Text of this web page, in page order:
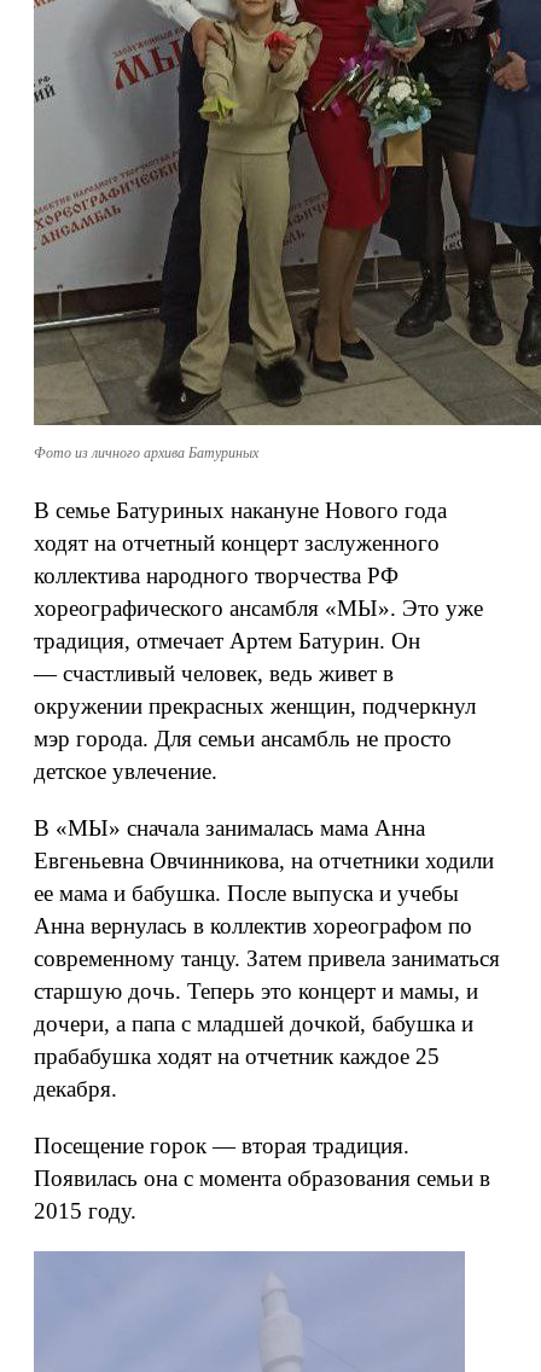
Фото из личного архива Батуриных
В семье Батуриных накануне Нового года
ходят на отчетный концерт заслуженного
коллектива народного творчества РФ
хореографического ансамбля «МЫ». Это уже
традиция, отмечает Артем Батурин. Он
— счастливый человек, ведь живет в
окружении прекрасных женщин, подчеркнул
мэр города. Для семьи ансамбль не просто
детское увлечение.
В «МЫ» сначала занималась мама Анна
Евгеньевна Овчинникова, на отчетники ходили
ее мама и бабушка. После выпуска и учебы
Анна вернулась в коллектив хореографом по
современному танцу. Затем привела заниматься
старшую дочь. Теперь это концерт и мамы, и
дочери, а папа с младшей дочкой, бабушка и
прабабушка ходят на отчетник каждое 25
декабря.
Посещение горок — вторая традиция.
Появилась она с момента образования семьи в
2015 году.